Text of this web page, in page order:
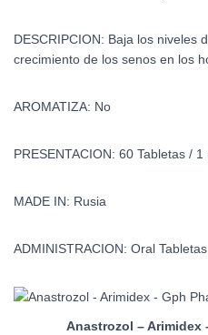
DESCRIPCION: Baja los niveles
crecimiento de los senos en los
AROMATIZA: No
PRESENTACION: 60 Tabletas / 1
MADE IN: Rusia
ADMINISTRACION: Oral Tabletas
Anastrozol – Arimidex